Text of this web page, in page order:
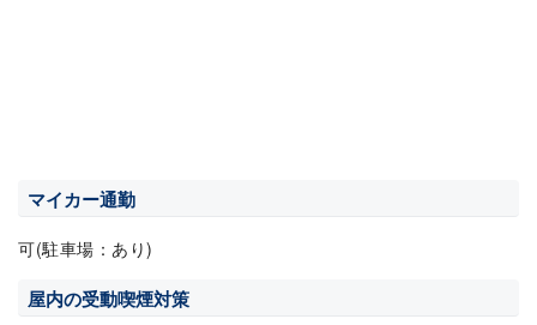
マイカー通勤
可(駐車場：あり)
屋内の受動喫煙対策